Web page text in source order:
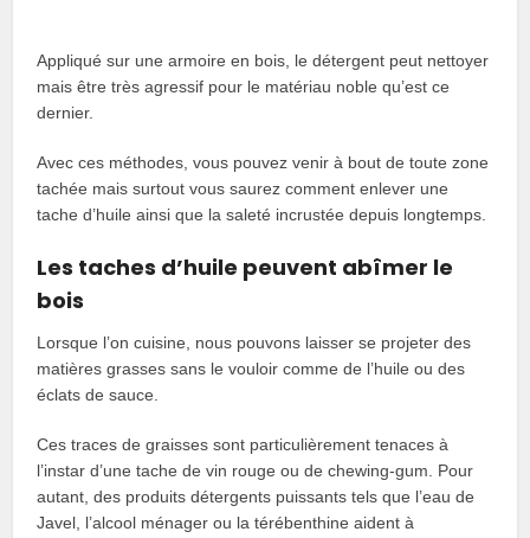
Appliqué sur une armoire en bois, le détergent peut nettoyer
mais être très agressif pour le matériau noble qu’est ce
dernier.
Avec ces méthodes, vous pouvez venir à bout de toute zone
tachée mais surtout vous saurez comment enlever une
tache d’huile ainsi que la saleté incrustée depuis longtemps.
Les taches d’huile peuvent abîmer le
bois
Lorsque l’on cuisine, nous pouvons laisser se projeter des
matières grasses sans le vouloir comme de l’huile ou des
éclats de sauce.
Ces traces de graisses sont particulièrement tenaces à
l’instar d’une tache de vin rouge ou de chewing-gum. Pour
autant, des produits détergents puissants tels que l’eau de
Javel, l’alcool ménager ou la térébenthine aident à